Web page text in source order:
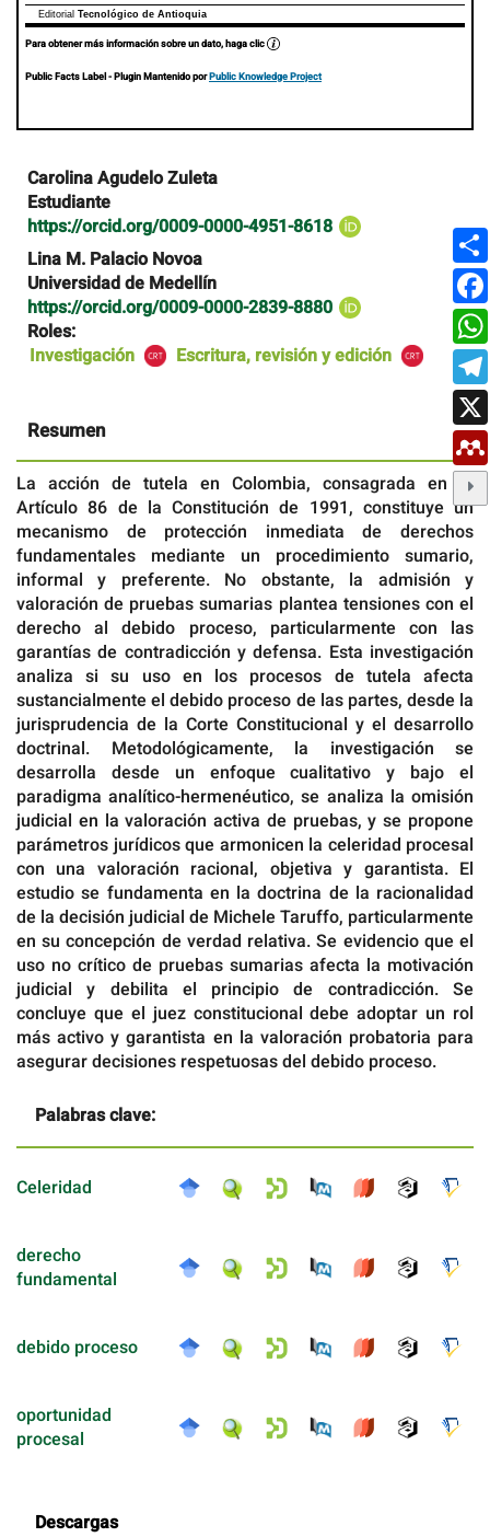
Editorial Tecnológico de Antioquia
Para obtener más información sobre un dato, haga clic
Public Facts Label- Plugin Mantenido porPublic Knowledge Project
Contenido
principal
del
artículo
Carolina Agudelo Zuleta
Estudiante
https://orcid.org/0009-0000-4951-8618
Lina M. Palacio Novoa
Universidad de Medellín
https://orcid.org/0009-0000-2839-8880
Roles:
Investigación
Escritura, revisión y edición
Resumen
La acción de tutela en Colombia, consagrada en el
Artículo 86 de la Constitución de 1991, constituye un
mecanismo de protección inmediata de derechos
fundamentales mediante un procedimiento sumario,
informal y preferente. No obstante, la admisión y
valoración de pruebas sumarias plantea tensiones con el
derecho al debido proceso, particularmente con las
garantías de contradicción y defensa. Esta investigación
analiza si su uso en los procesos de tutela afecta
sustancialmente el debido proceso de las partes, desde la
jurisprudencia de la Corte Constitucional y el desarrollo
doctrinal. Metodológicamente, la investigación se
desarrolla desde un enfoque cualitativo y bajo el
paradigma analítico-hermenéutico, se analiza la omisión
judicial en la valoración activa de pruebas, y se propone
parámetros jurídicos que armonicen la celeridad procesal
con una valoración racional, objetiva y garantista. El
estudio se fundamenta en la doctrina de la racionalidad
de la decisión judicial de Michele Taruffo, particularmente
en su concepción de verdad relativa. Se evidencio que el
uso no crítico de pruebas sumarias afecta la motivación
judicial y debilita el principio de contradicción. Se
concluye que el juez constitucional debe adoptar un rol
más activo y garantista en la valoración probatoria para
asegurar decisiones respetuosas del debido proceso.
Palabras clave:
Celeridad
derecho
fundamental
debido proceso
oportunidad
procesal
Descargas